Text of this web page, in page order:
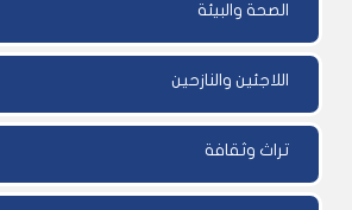
الصحة والبيئة
اللاجئين والنازحين
تراث وثقافة